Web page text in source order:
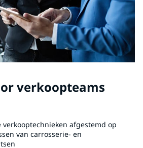
verkoopteams
verkooptechnieken afgestemd op
van carrosserie- en